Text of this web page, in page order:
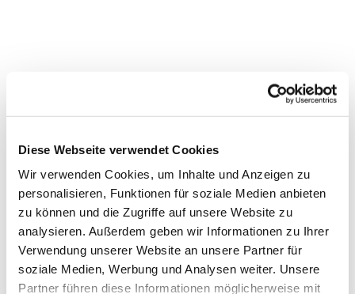
Diese Webseite verwendet Cookies
Wir verwenden Cookies, um Inhalte und Anzeigen zu
personalisieren, Funktionen für soziale Medien anbieten
zu können und die Zugriffe auf unsere Website zu
analysieren. Außerdem geben wir Informationen zu Ihrer
Verwendung unserer Website an unsere Partner für
soziale Medien, Werbung und Analysen weiter. Unsere
Partner führen diese Informationen möglicherweise mit